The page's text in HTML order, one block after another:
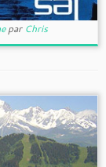
par Chris